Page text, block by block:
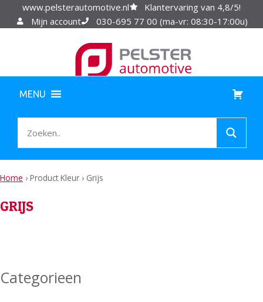
www.pelsterautomotive.nl
Klantervaring van 4,8/5!
Mijn account
030-695 77 00 (ma-vr: 08:30-17:00u)
MENU
Home › Product Kleur › Grijs
GRIJS
Categorieen